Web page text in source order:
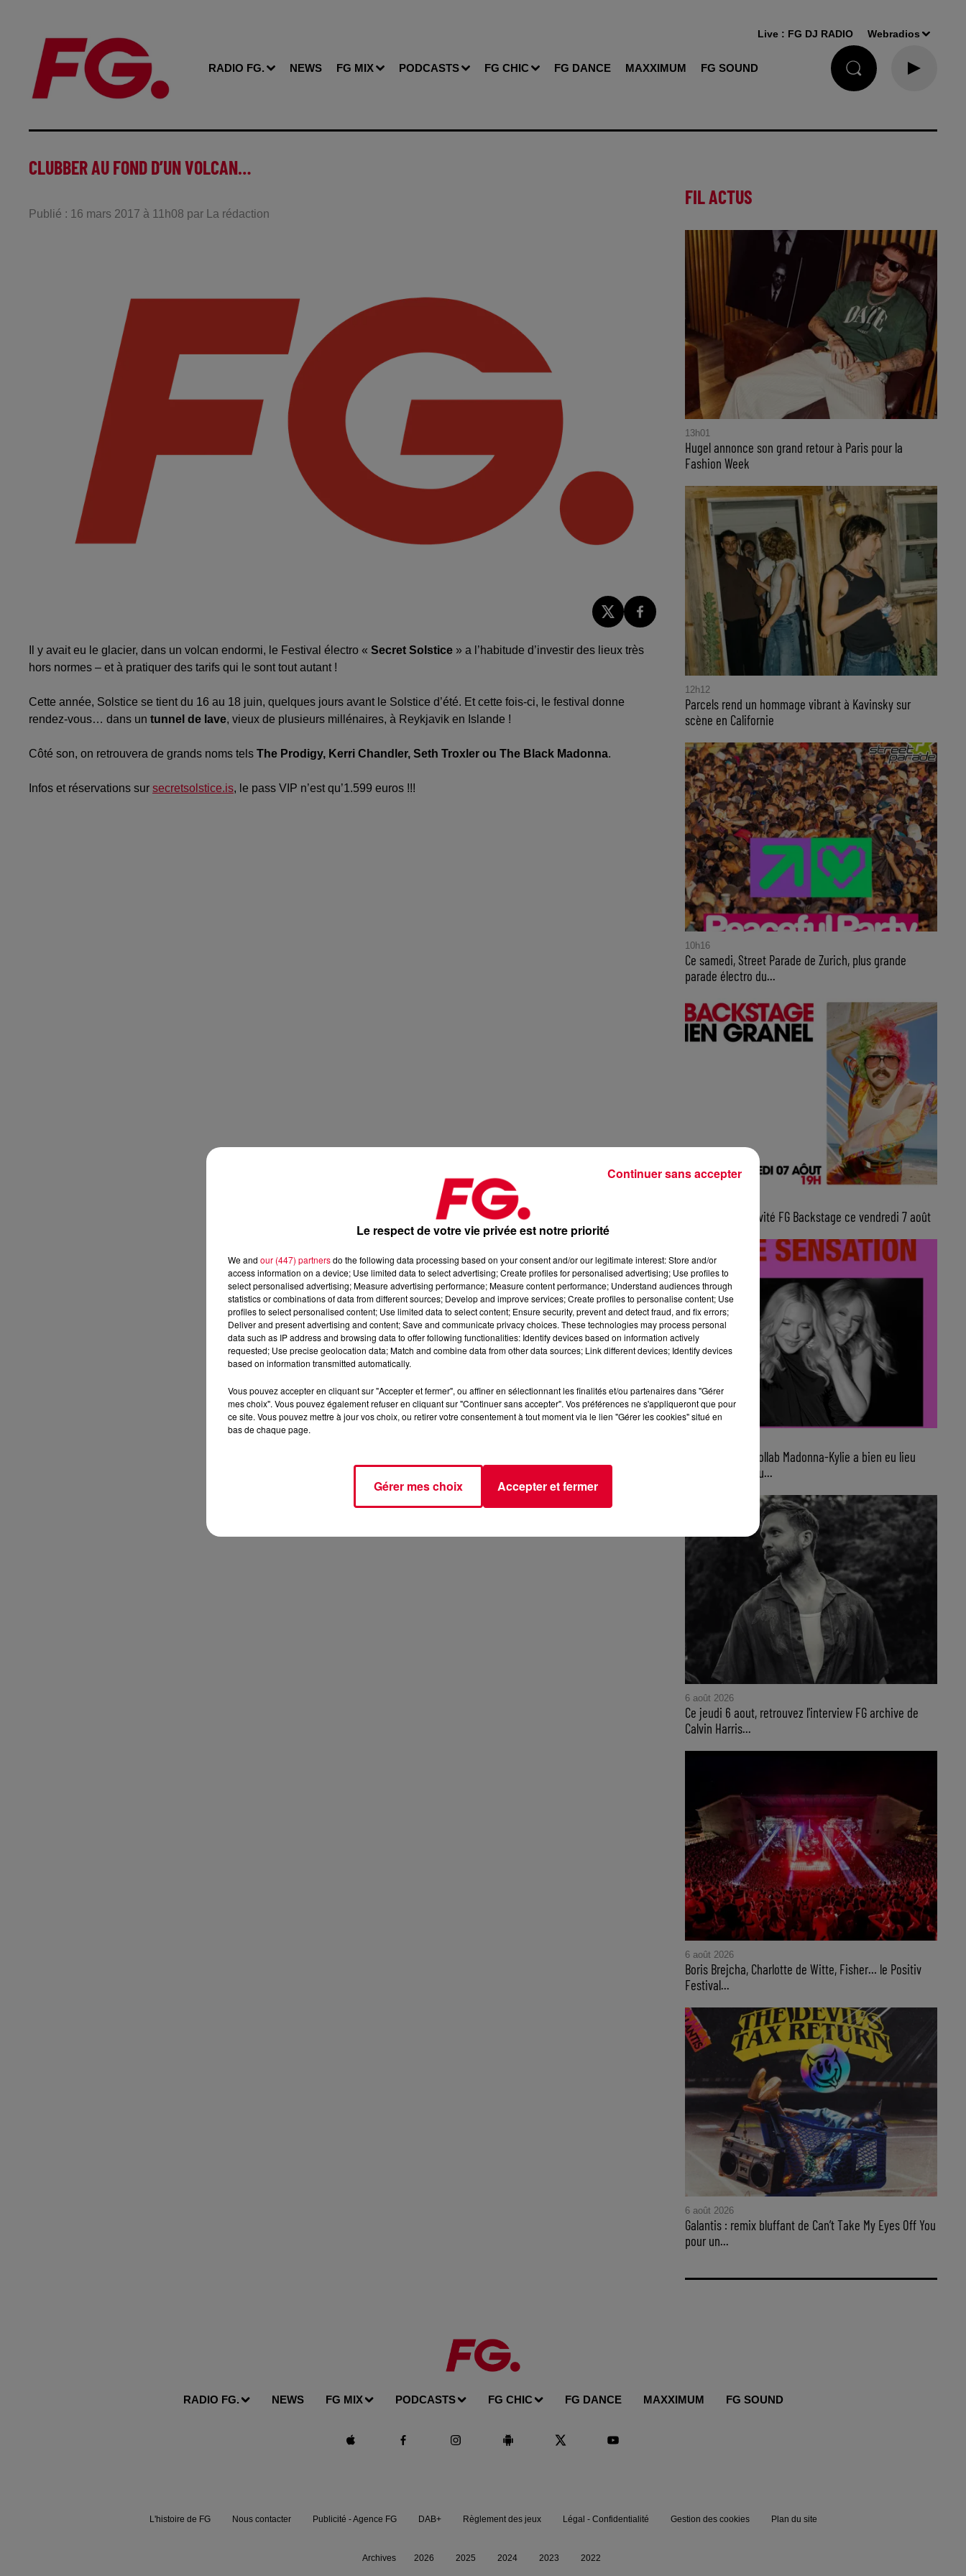
RADIO FG. NEWS FG MIX PODCASTS FG CHIC FG DANCE MAXXIMUM FG SOUND
Live : FG DJ RADIO Webradios
CLUBBER AU FOND D’UN VOLCAN…
Publié : 16 mars 2017 à 11h08 par La rédaction
Il y avait eu le glacier, dans un volcan endormi, le Festival électro « Secret Solstice » a l’habitude d’investir des lieux très
hors normes – et à pratiquer des tarifs qui le sont tout autant !
Cette année, Solstice se tient du 16 au 18 juin, quelques jours avant le Solstice d’été. Et cette fois-ci, le festival donne
rendez-vous… dans un tunnel de lave, vieux de plusieurs millénaires, à Reykjavik en Islande !
Côté son, on retrouvera de grands noms tels The Prodigy, Kerri Chandler, Seth Troxler ou The Black Madonna.
Infos et réservations sur secretsolstice.is, le pass VIP n’est qu’1.599 euros !!!
FIL ACTUS
13h01
Hugel annonce son grand retour à Paris pour la
Fashion Week
12h12
Parcels rend un hommage vibrant à Kavinsky sur
scène en Californie
10h16
Ce samedi, Street Parade de Zurich, plus grande
parade électro du...
Julien Granel, invité FG Backstage ce vendredi 7 août
Finalement, la collab Madonna-Kylie a bien eu lieu
avec ce nouveau...
6 août 2026
Ce jeudi 6 aout, retrouvez l'interview FG archive de
Calvin Harris...
6 août 2026
Boris Brejcha, Charlotte de Witte, Fisher… le Positiv
Festival...
6 août 2026
Galantis : remix bluffant de Can’t Take My Eyes Off You
pour un...
RADIO FG. NEWS FG MIX PODCASTS FG CHIC FG DANCE MAXXIMUM FG SOUND
L'histoire de FG Nous contacter Publicité - Agence FG DAB+ Règlement des jeux Légal - Confidentialité Gestion des cookies Plan du site
Archives 2026 2025 2024 2023 2022
Le respect de votre vie privée est notre priorité
We and our (447) partnersdo the following data processing based on your consent and/or our legitimate interest: Store and/or
access information on a device; Use limited data to select advertising; Create profiles for personalised advertising; Use profiles to
select personalised advertising; Measure advertising performance; Measure content performance; Understand audiences through
statistics or combinations of data from different sources; Develop and improve services; Create profiles to personalise content; Use
profiles to select personalised content; Use limited data to select content; Ensure security, prevent and detect fraud, and fix errors;
Deliver and present advertising and content; Save and communicate privacy choices. These technologies may process personal
data such as IP address and browsing data to offer following functionalities: Identify devices based on information actively
requested; Use precise geolocation data; Match and combine data from other data sources; Link different devices; Identify devices
based on information transmitted automatically.
Vous pouvez accepter en cliquant sur "Accepter et fermer", ou affiner en sélectionnant les finalités et/ou partenaires dans "Gérer
mes choix". Vous pouvez également refuser en cliquant sur "Continuer sans accepter". Vos préférences ne s'appliqueront que pour
ce site. Vous pouvez mettre à jour vos choix, ou retirer votre consentement à tout moment via le lien "Gérer les cookies" situé en
bas de chaque page.
Gérer mes choix Accepter et fermer
Continuer sans accepter